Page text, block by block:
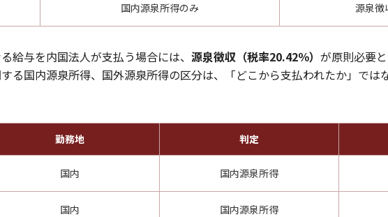
国内源泉所得のみ 源泉徴
給与を内国法人が支払う場合には、 源泉徴収（税率20.42％） が原則必要
る国内源泉所得、国外源泉所得の区分は、「どこから支払われたか」では
勤務地 判定
国内 国内源泉所得
国内 国内源泉所得